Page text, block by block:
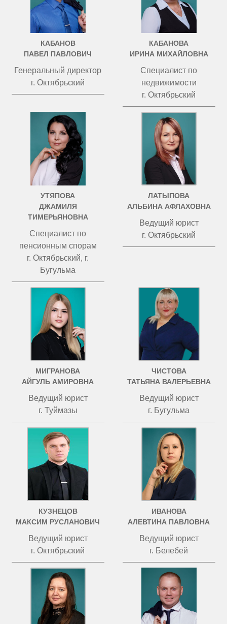
КАБАНОВ
ПАВЕЛ ПАВЛОВИЧ
Генеральный директор
г. Октябрьский
КАБАНОВА
ИРИНА МИХАЙЛОВНА
Специалист по
недвижимости
г. Октябрьский
УТЯПОВА
ДЖАМИЛЯ
ТИМЕРЬЯНОВНА
Специалист по
пенсионным спорам
г. Октябрьский, г.
Бугульма
ЛАТЫПОВА
АЛЬБИНА АФЛАХОВНА
Ведущий юрист
г. Октябрьский
МИГРАНОВА
АЙГУЛЬ АМИРОВНА
Ведущий юрист
г. Туймазы
ЧИСТОВА
ТАТЬЯНА ВАЛЕРЬЕВНА
Ведущий юрист
г. Бугульма
КУЗНЕЦОВ
МАКСИМ РУСЛАНОВИЧ
Ведущий юрист
г. Октябрьский
ИВАНОВА
АЛЕВТИНА ПАВЛОВНА
Ведущий юрист
г. Белебей